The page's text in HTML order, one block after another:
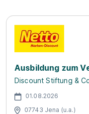
Ausbildung zum
Discount Stiftung &
01.08.2026
07743 Jena (u.a.)